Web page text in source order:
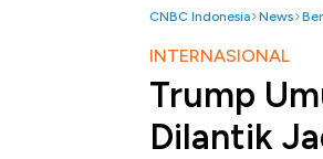
CNBC Indonesia News
INTERNASIONAL
Trump
Dilantik